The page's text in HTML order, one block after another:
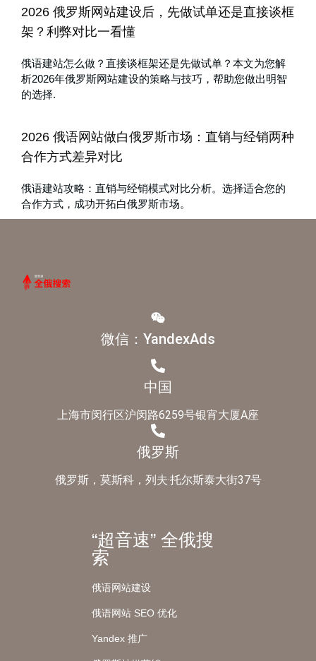
2026 俄罗斯网站建设后，先做试单还是直接谈框
架？利弊对比一看懂
俄语建站怎么做？直接谈框架还是先做试单？本文为您解
析2026年俄罗斯网站建设的策略与技巧，帮助您做出明智
的选择.
2026 俄语网站做白俄罗斯市场：直销与经销两种
合作方式差异对比
俄语建站攻略：直销与经销模式对比分析。选择适合您的
合作方式，成功开拓白俄罗斯市场。
微信：YandexAds
中国
上海市闵行区沪闵路6259号银宵大厦A座
俄罗斯
俄罗斯，莫斯科，列夫·托尔斯泰大街37号
“超音速” 全俄搜
索
俄语网站建设
俄语网站 SEO 优化
Yandex 推广